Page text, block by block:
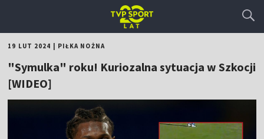
19 LUT 2024 PIŁKA NOŻNA
"Symulka" roku! Kuriozalna sytuacja w Szkocji
[WIDEO]